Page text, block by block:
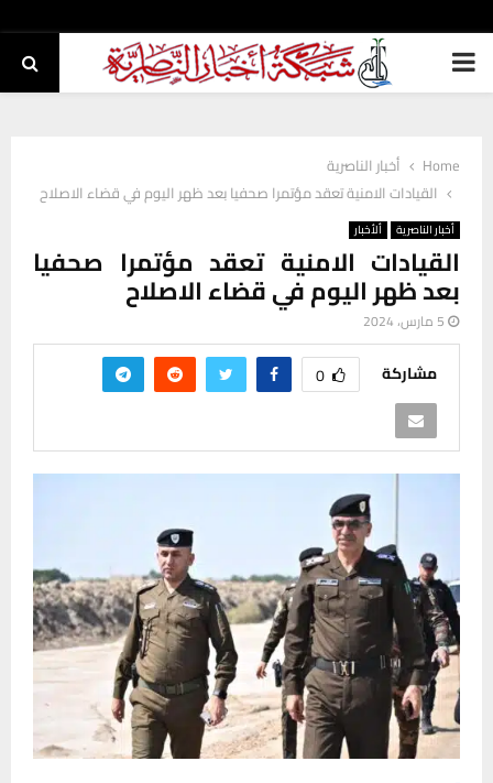
PRIMARY
Home
أخبار الناصرية
القيادات الامنية تعقد مؤتمرا صحفيا بعد ظهر اليوم في قضاء الاصلاح
أخبار الناصرية ألأخبار
القيادات الامنية تعقد مؤتمرا صحفيا
بعد ظهر اليوم في قضاء الاصلاح
5 مارس، 2024
مشاركة 0